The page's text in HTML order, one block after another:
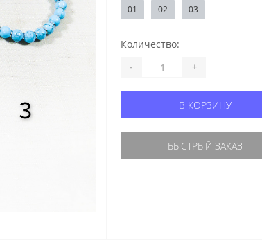
01 02 03
Количество:
- +
В КОРЗИНУ
БЫСТРЫЙ ЗАКАЗ